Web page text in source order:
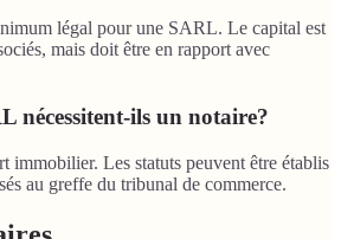
légal pour une SARL. Le capital est
mais doit être en rapport avec
nécessitent-ils un notaire?
immobilier. Les statuts peuvent être établis
au greffe du tribunal de commerce.